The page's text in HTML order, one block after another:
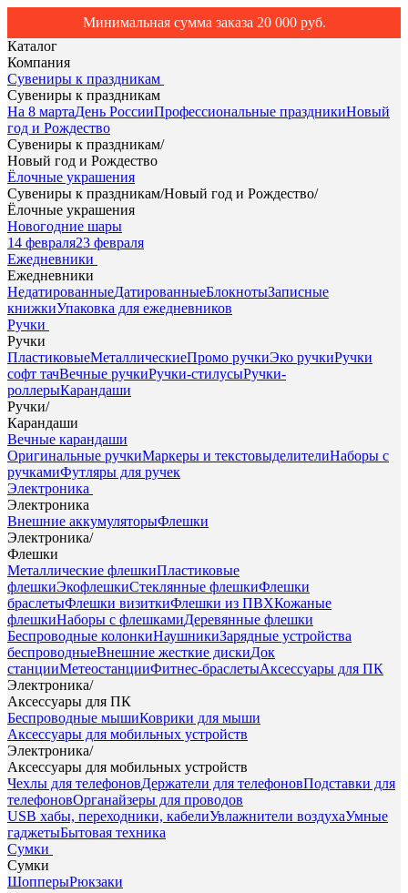
Минимальная сумма заказа 20 000 руб.
Каталог
Компания
Сувениры к праздникам
Сувениры к праздникам
На 8 мартаДень РоссииПрофессиональные праздникиНовый
год и Рождество
Сувениры к праздникам/
Новый год и Рождество
Ёлочные украшения
Сувениры к праздникам/Новый год и Рождество/
Ёлочные украшения
Новогодние шары
14 февраля23 февраля
Ежедневники
Ежедневники
НедатированныеДатированныеБлокнотыЗаписные
книжкиУпаковка для ежедневников
Ручки
Ручки
ПластиковыеМеталлическиеПромо ручкиЭко ручкиРучки
софт тачВечные ручкиРучки-стилусыРучки-
роллерыКарандаши
Ручки/
Карандаши
Вечные карандаши
Оригинальные ручкиМаркеры и текстовыделителиНаборы с
ручкамиФутляры для ручек
Электроника
Электроника
Внешние аккумуляторыФлешки
Электроника/
Флешки
Металлические флешкиПластиковые
флешкиЭкофлешкиСтеклянные флешкиФлешки
браслетыФлешки визиткиФлешки из ПВХКожаные
флешкиНаборы с флешкамиДеревянные флешки
Беспроводные колонкиНаушникиЗарядные устройства
беспроводныеВнешние жесткие дискиДок
станцииМетеостанцииФитнес-браслетыАксессуары для ПК
Электроника/
Аксессуары для ПК
Беспроводные мышиКоврики для мыши
Аксессуары для мобильных устройств
Электроника/
Аксессуары для мобильных устройств
Чехлы для телефоновДержатели для телефоновПодставки для
телефоновОрганайзеры для проводов
USB хабы, переходники, кабелиУвлажнители воздухаУмные
гаджетыБытовая техника
Сумки
Сумки
ШопперыРюкзаки